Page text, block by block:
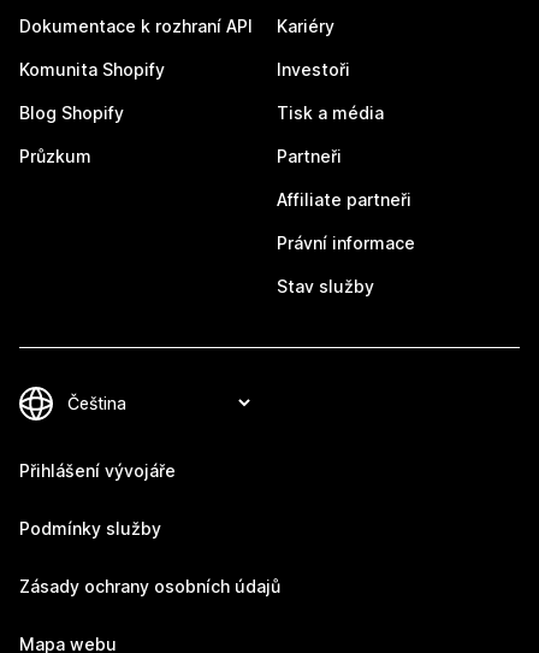
Dokumentace k rozhraní API
Komunita Shopify
Blog Shopify
Průzkum
Kariéry
Investoři
Tisk a média
Partneři
Affiliate partneři
Právní informace
Stav služby
Přihlášení vývojáře
Podmínky služby
Zásady ochrany osobních údajů
Mapa webu